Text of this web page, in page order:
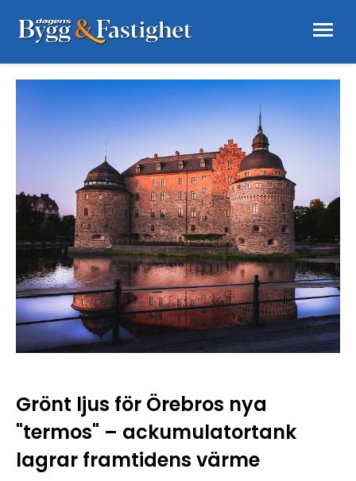
Grönt ljus för Örebros nya
"termos" – ackumulatortank
lagrar framtidens värme